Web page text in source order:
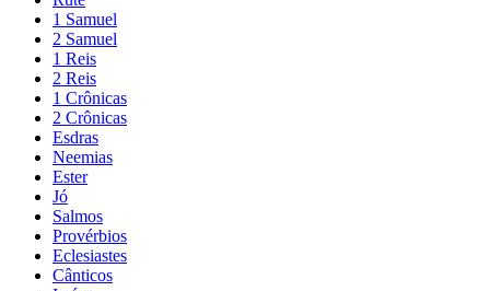
1 Samuel
2 Samuel
1 Reis
2 Reis
1 Crônicas
2 Crônicas
Esdras
Neemias
Ester
Jó
Salmos
Provérbios
Eclesiastes
Cânticos